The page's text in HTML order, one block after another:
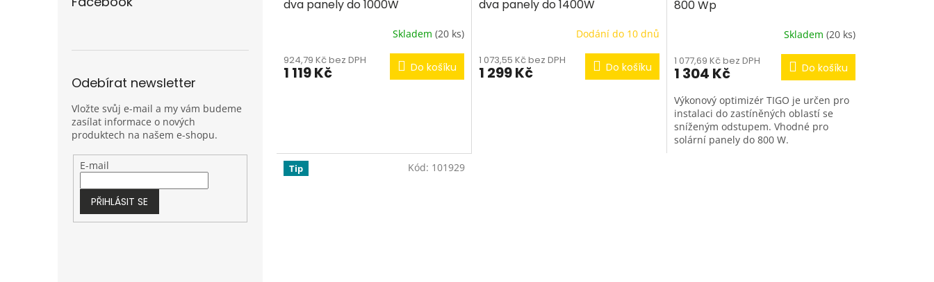
Odebírat newsletter
Vložte svůj e-mail a my vám budeme
zasílat informace o nových
produktech na našem e-shopu.
E-mail
PŘIHLÁSIT SE
dva panely do 1000W
Skladem (20 ks)
924,79 Kč bez DPH
1 119 Kč Do košíku
dva panely do 1400W
Dodání do 10 dnů
1 073,55 Kč bez DPH
1 299 Kč Do košíku
800 Wp
Skladem (20 ks)
1 077,69 Kč bez DPH
1 304 Kč Do košíku
Výkonový optimizér TIGO je určen pro
instalaci do zastíněných oblastí se
sníženým odstupem. Vhodné pro
solární panely do 800 W.
Tip Kód: 101929